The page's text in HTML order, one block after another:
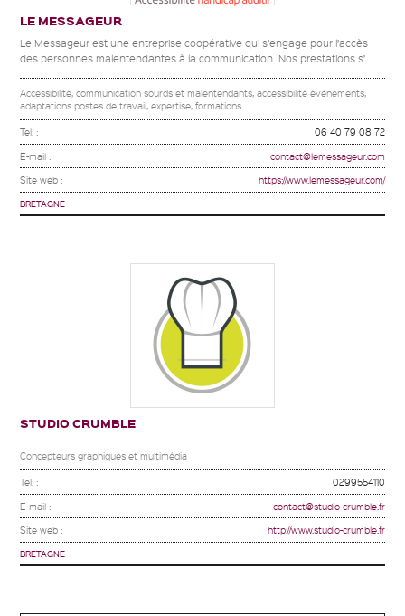
LE MESSAGEUR
Le Messageur est une entreprise coopérative qui s’engage pour l’accès
des personnes malentendantes à la communication. Nos prestations s’...
Accessibilité, communication sourds et malentendants, accessibilité évènements,
adaptations postes de travail, expertise, formations
Tel. : 06 40 79 08 72
E-mail : contact@lemessageur.com
Site web : https://www.lemessageur.com/
BRETAGNE
STUDIO CRUMBLE
Concepteurs graphiques et multimédia
Tel. : 0299554110
E-mail : contact@studio-crumble.fr
Site web : http://www.studio-crumble.fr
BRETAGNE